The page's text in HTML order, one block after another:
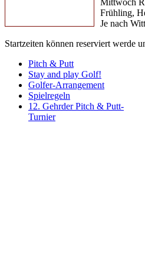
Frühling,
Je nach
Startzeiten können reserviert werde
Pitch & Putt
Stay and play Golf!
Golfer-Arrangement
Spielregeln
12. Gehrder Pitch & Putt-
Turnier